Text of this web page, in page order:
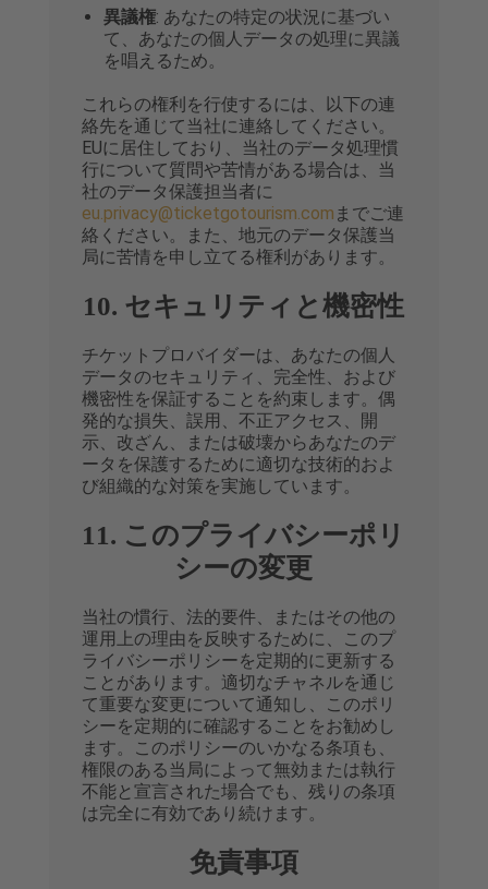
異議権: あなたの特定の状況に基づい
て、あなたの個人データの処理に異議
を唱えるため。
これらの権利を行使するには、以下の連
絡先を通じて当社に連絡してください。
EUに居住しており、当社のデータ処理慣
行について質問や苦情がある場合は、当
社のデータ保護担当者に
eu.privacy@ticketgotourism.com までご連
絡ください。また、地元のデータ保護当
局に苦情を申し立てる権利があります。
10. セキュリティと機密性
チケットプロバイダーは、あなたの個人
データのセキュリティ、完全性、および
機密性を保証することを約束します。偶
発的な損失、誤用、不正アクセス、開
示、改ざん、または破壊からあなたのデ
ータを保護するために適切な技術的およ
び組織的な対策を実施しています。
11. このプライバシーポリ
シーの変更
当社の慣行、法的要件、またはその他の
運用上の理由を反映するために、このプ
ライバシーポリシーを定期的に更新する
ことがあります。適切なチャネルを通じ
て重要な変更について通知し、このポリ
シーを定期的に確認することをお勧めし
ます。このポリシーのいかなる条項も、
権限のある当局によって無効または執行
不能と宣言された場合でも、残りの条項
は完全に有効であり続けます。
免責事項